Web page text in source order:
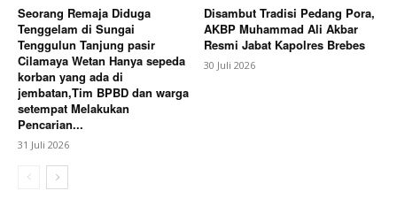
Seorang Remaja Diduga
Tenggelam di Sungai
Tenggulun Tanjung pasir
Cilamaya Wetan Hanya sepeda
korban yang ada di
jembatan,Tim BPBD dan warga
setempat Melakukan
Pencarian...
31 Juli 2026
Disambut Tradisi Pedang Pora,
AKBP Muhammad Ali Akbar
Resmi Jabat Kapolres Brebes
30 Juli 2026